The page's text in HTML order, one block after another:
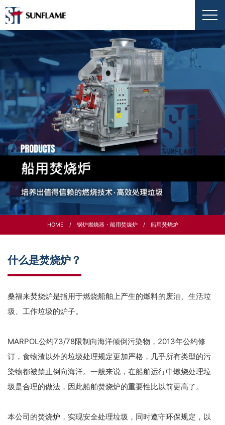
HOME 锅炉燃烧器・船用焚烧炉 船用焚烧炉
什么是焚烧炉？
桑福来焚烧炉是指用于燃烧船舶上产生的燃料的废油、生活垃
圾、工作垃圾的炉子。
MARPOL公约73/78限制向海洋倾倒污染物，2013年公约修
订，食物渣以外的垃圾处理规定更加严格，几乎所有类型的污
染物都被禁止倒向海洋。一般来说，在船舶运行中燃烧处理垃
圾是合理的做法，因此船舶焚烧炉的重要性比以前更高了。
本公司的焚烧炉，实现安全处理垃圾，同时遵守环保规定，以